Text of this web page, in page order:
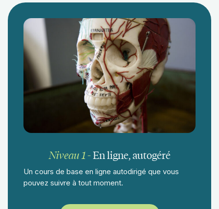
Niveau 1-En ligne, autogéré
Un cours de base en ligne autodirigé que vous
pouvez suivre à tout moment.